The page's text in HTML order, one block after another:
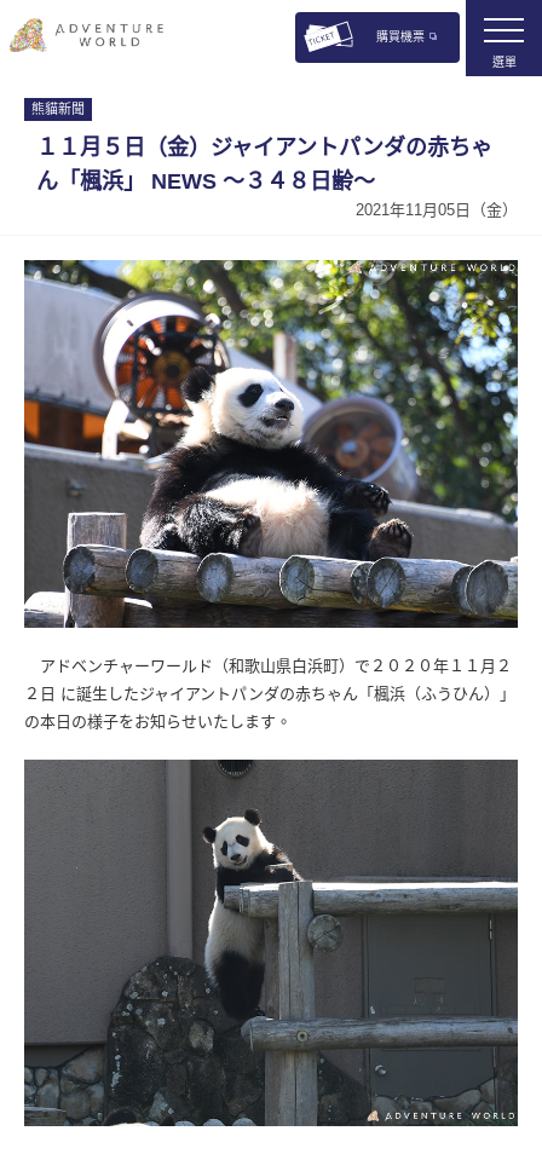
購買機票
選單
熊貓新聞
１１月５日（金）ジャイアントパンダの赤ちゃ
ん「楓浜」 NEWS 〜３４８日齢〜
2021年11月05日（金）
アドベンチャーワールド（和歌山県白浜町）で２０２０年１１月２
２日 に誕生したジャイアントパンダの赤ちゃん「楓浜（ふうひん）」
の本日の様子をお知らせいたします。